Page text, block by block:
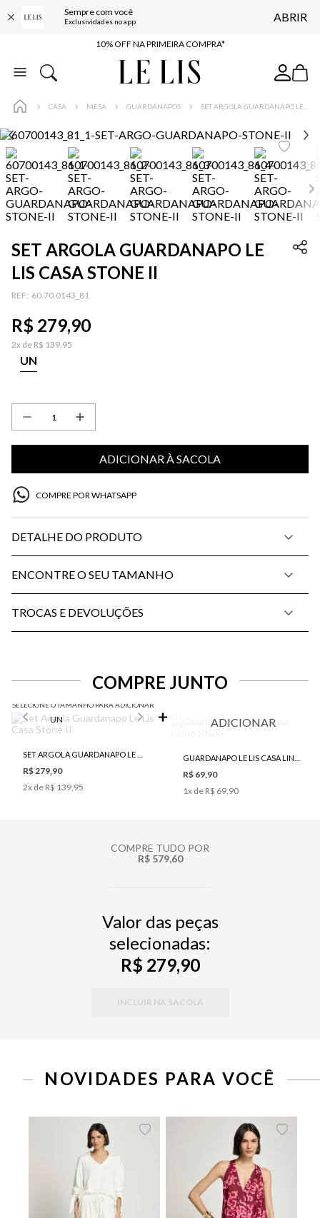
Sempre com você
Exclusividades no app ABRIR
BAIXE O APP
10% OFF NA PRIMEIRA COMPRA*
COMPRE ONLINE E RETIRE EM LOJA*
BAIXE O APP
10% OFF NA PRIMEIRA COMPRA*
CASA MESA GUARDANAPOS
SET ARGOLA GUARDANAPO LE
LIS CASA STONE II
: 60.70.0143_81
R$ 279,90
2x de R$ 139,95
UN
ADICIONAR À SACOLA
COMPRE POR WHATSAPP
DETALHE DO PRODUTO
ENCONTRE O SEU TAMANHO
TROCAS E DEVOLUÇÕES
COMPRE JUNTO
SELECIONE O TAMANHO PARA ADICIONAR
UN
R$ 279,90
2x de R$ 139,95
ADICIONAR
R$ 69,90
1x de R$ 69,90
COMPRE TUDO POR
R$ 579,60
Valor das peças
selecionadas:
R$ 279,90
INCLUIR NA SACOLA
NOVIDADES PARA VOCÊ